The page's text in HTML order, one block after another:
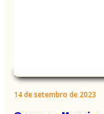
14 de setembro de 2023